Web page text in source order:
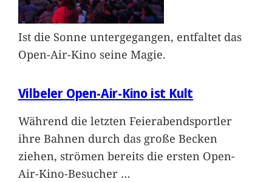
Ist die Sonne untergegangen, entfaltet das
Open-Air-Kino seine Magie.
Vilbeler Open-Air-Kino ist Kult
Während die letzten Feierabendsportler
ihre Bahnen durch das große Becken
ziehen, strömen bereits die ersten Open-
Air-Kino-Besucher …